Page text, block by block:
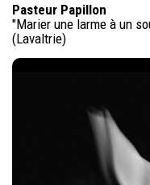
Pasteur Papillon
"Marier une larme à un
(Lavaltrie)